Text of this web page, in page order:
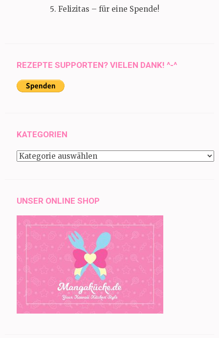
Felizitas – für eine Spende!
REZEPTE SUPPORTEN? VIELEN DANK! ^-^
KATEGORIEN
Kategorien
UNSER ONLINE SHOP